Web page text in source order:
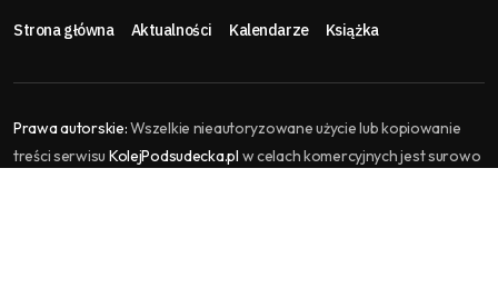
Strona główna Aktualności Kalendarze Książka
Prawa autorskie:Wszelkie nieautoryzowane użycie lub kopiowanie
treści serwisu KolejPodsudecka.pl w celach komercyjnych jest surowo